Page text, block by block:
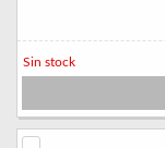
Sin stock